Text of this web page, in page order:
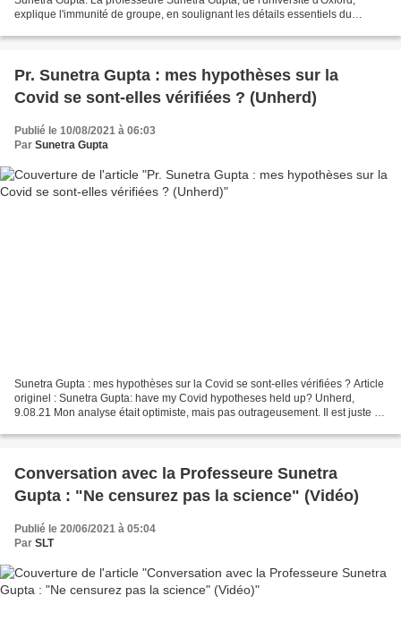
explique l'immunité de groupe, en soulignant les détails essentiels du
Pr. Sunetra Gupta : mes hypothèses sur la
Covid se sont-elles vérifiées ? (Unherd)
Publié le 10/08/2021 à 06:03
Par Sunetra Gupta
Sunetra Gupta : mes hypothèses sur la Covid se sont-elles vérifiées ? Article
originel : Sunetra Gupta: have my Covid hypotheses held up? Unherd,
9.08.21 Mon analyse était optimiste, mais pas outrageusement. Il est juste de
Conversation avec la Professeure Sunetra
Gupta : "Ne censurez pas la science" (Vidéo)
Publié le 20/06/2021 à 05:04
Par SLT